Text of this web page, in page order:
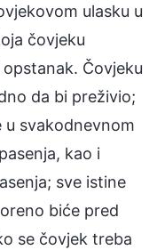
ulasku u
čovjeku
Čovjeku
da bi preživio;
u svakodnevnom
kao i
sve istine
biće pred
se čovjek treba